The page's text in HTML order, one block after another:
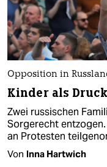
Opposition in
Kinder als
Zwei russischen
Sorgerecht
an Protesten
Von Inna Hartwich